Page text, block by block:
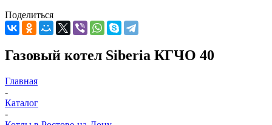
Поделиться
Газовый котел Siberia КГЧО 40
Главная
-
Каталог
-